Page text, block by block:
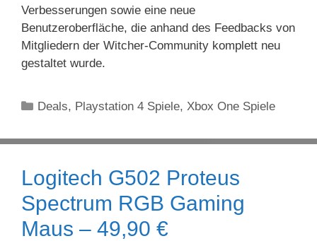
Verbesserungen sowie eine neue
Benutzeroberfläche, die anhand des Feedbacks von
Mitgliedern der Witcher-Community komplett neu
gestaltet wurde.
Kategorien
Deals, Playstation 4 Spiele, Xbox One Spiele
Logitech G502 Proteus
Spectrum RGB Gaming
Maus – 49,90 €